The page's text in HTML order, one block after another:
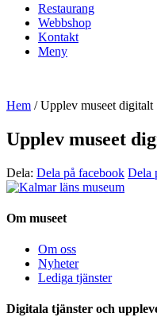
Restaurang
Webbshop
Kontakt
Meny
Hem /Upplev museet digitalt
Upplev museet
Dela: Dela på facebook Dela
Om museet
Om oss
Nyheter
Lediga tjänster
Digitala tjänster och